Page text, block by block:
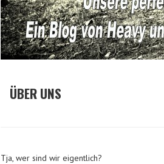
ÜBER UNS
Tja, wer sind wir eigentlich?